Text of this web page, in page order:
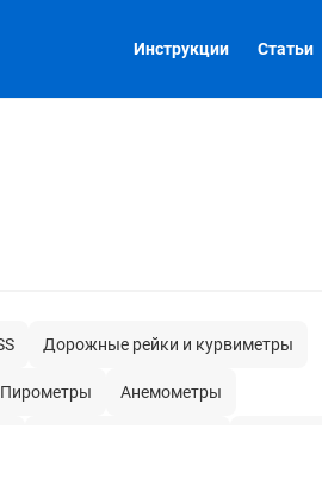
Инструкции Статьи
Дорожные рейки и курвиметры
Пирометры Анемометры